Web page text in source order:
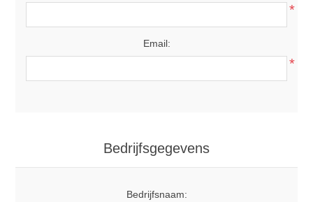
*
Email:
*
Bedrijfsgegevens
Bedrijfsnaam: